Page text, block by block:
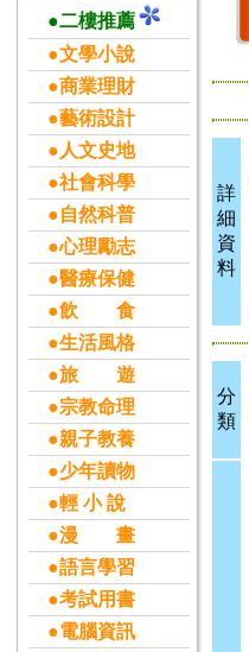
●二樓推薦
●文學小說
●商業理財
●藝術設計
●人文史地
●社會科學
●自然科普
●心理勵志
●醫療保健
●飲 食
●生活風格
●旅 遊
●宗教命理
●親子教養
●少年讀物
●輕 小 說
●漫 畫
●語言學習
●考試用書
●電腦資訊
詳
細
資
料
分
類